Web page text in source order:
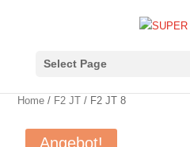
Select Page
Home / F2 JT / F2 JT 8
Angebot!